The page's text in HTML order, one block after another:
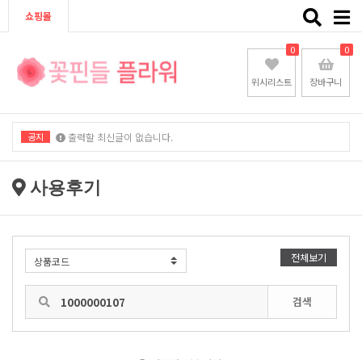
쇼핑몰
Toggle
위시리스트
0
장바구니
0
공지 출력할 최신글이 없습니다.
출력할 최신글이 없습니다.
사용후기
전체보기
검색